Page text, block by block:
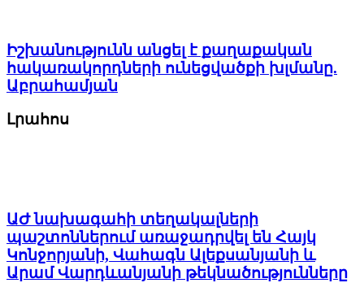
Իշխանությունն անցել է քաղաքական
հակառակորդների ունեցվածքի խլմանը.
Աբրահամյան
Լրահոս
ԱԺ նախագահի տեղակալների
պաշտոններում առաջադրվել են Հայկ
Կոնջորյանի, Վահագն Ալեքսանյանի և
Արամ Վարդևանյանի թեկնածությունները